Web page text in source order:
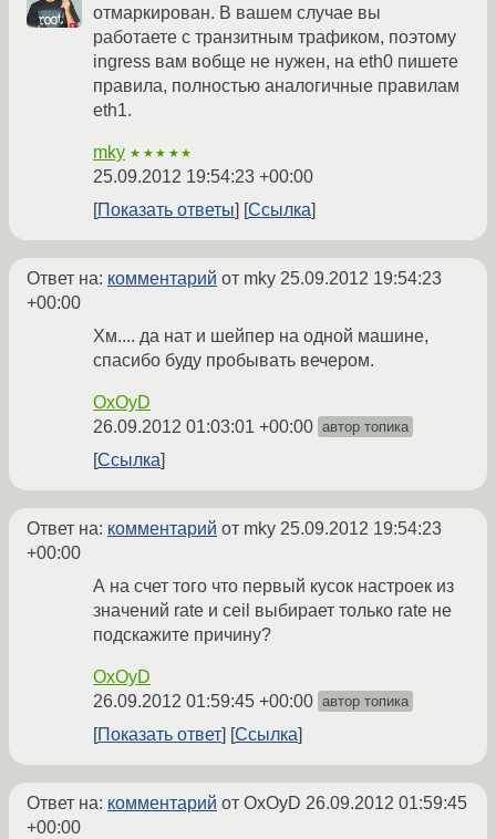
отмаркирован. В вашем случае вы
работаете с транзитным трафиком, поэтому
ingress вам вобще не нужен, на eth0 пишете
правила, полностью аналогичные правилам
eth1.
mky ★★★★★
25.09.2012 19:54:23 +00:00
Показать ответы
Ссылка
Ответ на: комментарий от mky 25.09.2012 19:54:23
+00:00
Хм.... да нат и шейпер на одной машине,
спасибо буду пробывать вечером.
OxOyD
26.09.2012 01:03:01 +00:00 автор топика
Ссылка
Ответ на: комментарий от mky 25.09.2012 19:54:23
+00:00
А на счет того что первый кусок настроек из
значений rate и ceil выбирает только rate не
подскажите причину?
OxOyD
26.09.2012 01:59:45 +00:00 автор топика
Показать ответ Ссылка
Ответ на: комментарий от OxOyD 26.09.2012 01:59:45
+00:00